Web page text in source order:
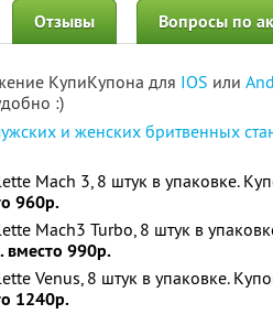
Отзывы Вопросы по
КупиКупона для IOS или
:)
и женских бритвенных
Mach 3, 8 штук в упаковке.
960р.
Mach3 Turbo, 8 штук в
вместо 990р.
Venus, 8 штук в упаковке.
1240р.